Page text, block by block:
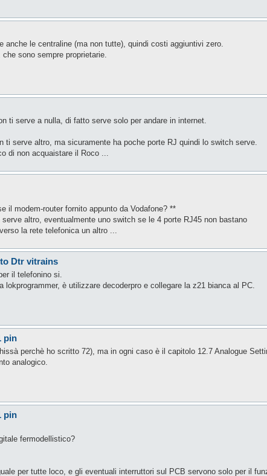
anche le centraline (ma non tutte), quindi costi aggiuntivi zero.
sono sempre proprietarie.
ti serve a nulla, di fatto serve solo per andare in internet.
ti serve altro, ma sicuramente ha poche porte RJ quindi lo switch serve.
di non acquaistare il Roco ...
il modem-router fornito appunto da Vodafone? **
altro, eventualmente uno switch se le 4 porte RJ45 non bastano
la rete telefonica un altro ...
Dtr vitrains
il telefonino si.
lokprogrammer, è utilizzare decoderpro e collegare la z21 bianca al PC.
pin
perchè ho scritto 72), ma in ogni caso è il capitolo 12.7 Analogue
analogico.
pin
fermodellistico?
per tutte loco, e gli eventuali interruttori sul PCB servono solo per il